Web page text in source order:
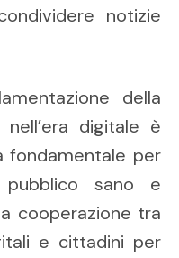
notizie
della
nell’era digitale è
fondamentale per
sano e
cooperazione tra
e cittadini per